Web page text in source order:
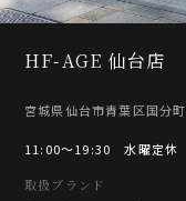
HF-AGE 仙台店
宮城県仙台市青葉区国分
11:00〜19:30 水曜定休
取扱ブランド